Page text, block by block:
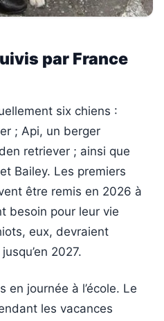
par France
six chiens :
; Api, un berger
retriever ; ainsi que
Bailey. Les premiers
être remis en 2026 à
besoin pour leur vie
eux, devraient
2027.
en journée à l’école. Le
les vacances